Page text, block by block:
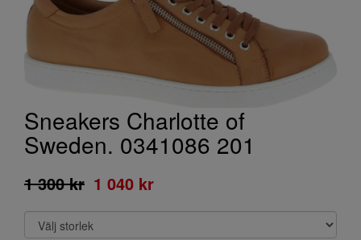
Sneakers Charlotte of
Sweden. 0341086 201
1 300 kr 1 040 kr